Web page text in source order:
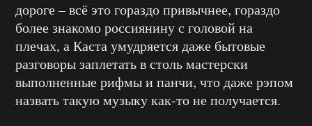
дороге – всё это гораздо привычнее, гораздо
более знакомо россиянину с головой на
плечах, а Каста умудряется даже бытовые
разговоры заплетать в столь мастерски
выполненные рифмы и панчи, что даже рэпом
назвать такую музыку как-то не получается.